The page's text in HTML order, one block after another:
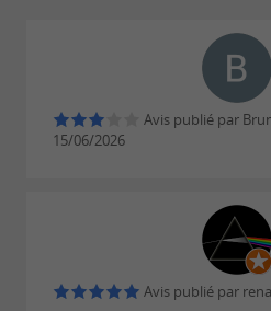
Avis publié par
15/06/2026
Avis publié par